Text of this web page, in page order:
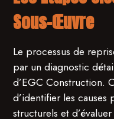
Sous-Œuvre
Le processus de
par un diagnostic
d’EGC Construction.
d’identifier les causes
structurels et